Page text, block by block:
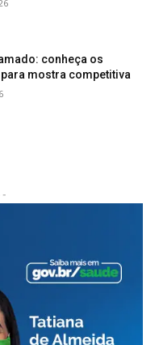
conheça os
mostra competitiva
-